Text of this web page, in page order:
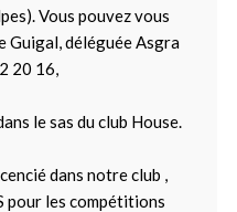
Vous pouvez vous
Guigal, déléguée Asgra
20 16,
le sas du club House.
dans notre club ,
pour les compétitions